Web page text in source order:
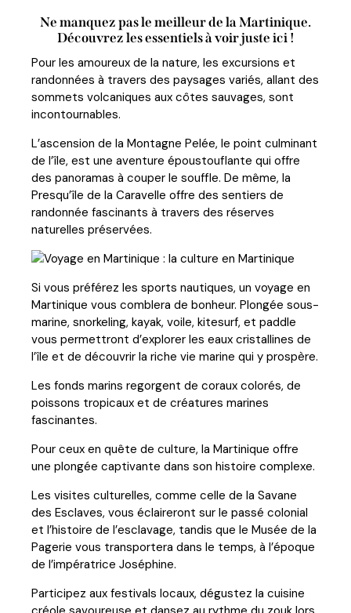
Ne manquez pas le meilleur de la Martinique.
Découvrez les essentiels à voir juste ici !
Pour les amoureux de la nature, les excursions et
randonnées à travers des paysages variés, allant des
sommets volcaniques aux côtes sauvages, sont
incontournables.
L’ascension de la Montagne Pelée, le point culminant
de l’île, est une aventure époustouflante qui offre
des panoramas à couper le souffle. De même, la
Presqu’île de la Caravelle offre des sentiers de
randonnée fascinants à travers des réserves
naturelles préservées.
Si vous préférez les sports nautiques, un voyage en
Martinique vous comblera de bonheur. Plongée sous-
marine, snorkeling, kayak, voile, kitesurf, et paddle
vous permettront d’explorer les eaux cristallines de
l’île et de découvrir la riche vie marine qui y prospère.
Les fonds marins regorgent de coraux colorés, de
poissons tropicaux et de créatures marines
fascinantes.
Pour ceux en quête de culture, la Martinique offre
une plongée captivante dans son histoire complexe.
Les visites culturelles, comme celle de la Savane
des Esclaves, vous éclaireront sur le passé colonial
et l’histoire de l’esclavage, tandis que le Musée de la
Pagerie vous transportera dans le temps, à l’époque
de l’impératrice Joséphine.
Participez aux festivals locaux, dégustez la cuisine